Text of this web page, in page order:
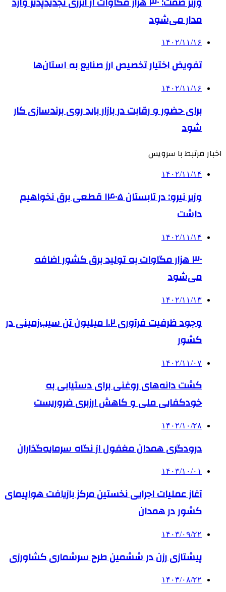
مدار می‌شود
۱۴۰۲/۱۱/۱۶
تفویض اختیار تخصیص ارز صنایع به استان‌ها
۱۴۰۲/۱۱/۱۶
برای حضور و رقابت در بازار باید روی برندسازی کار
شود
اخبار مرتبط با سرویس
۱۴۰۲/۱۱/۱۴
وزیر نیرو: در تابستان ۱۴۰۵ قطعی برق نخواهیم
داشت
۱۴۰۲/۱۱/۱۴
۳۰ هزار مگاوات به تولید برق کشور اضافه
می‌شود
۱۴۰۲/۱۱/۱۳
وجود ظرفیت فرآوری ۱.۲ میلیون تن سیب‌زمینی در
کشور
۱۴۰۲/۱۱/۰۷
کشت دانه‌های روغنی برای دستیابی به
خودکفایی ملی و کاهش ارزبری ضروریست
۱۴۰۲/۱۰/۲۸
درودگری همدان مغفول از نگاه سرمایه‌گذاران
۱۴۰۳/۱۰/۰۱
آغاز عملیات اجرایی نخستین مرکز بازیافت هواپیمای
کشور در همدان
۱۴۰۳/۰۹/۲۲
پیشتازی رزن در ششمین طرح سرشماری کشاورزی
۱۴۰۳/۰۸/۲۲